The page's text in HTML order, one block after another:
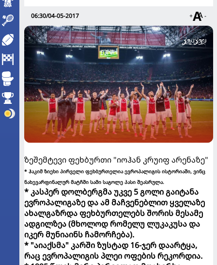
06:30/04-05-2017 + -
ზეშემტევი ფეხბურთი "იოჰან კრუიფ არენაზე"
* ჰაკიმ ზიეხი პირველი ფეხბურთელია ევროპალიგის ისტორიაში, ვინც
ნახევარფინალურ მატჩში სამი საგოლე პასი შეასრულა.
* კასპერ დოლბერგმა უკვე 5 გოლი გაიტანა
ევროპალიგაზე და ამ მაჩვენებლით ყველაზე
ახალგაზრდა ფეხბურთელებს შორის მესამე
ადგილზეა (მხოლოდ რომელუ ლუკაკუსა და
იკერ მუნიაინს ჩამორჩება).
* "აიაქსმა" კარში ზუსტად 16-ჯერ დაარტყა,
რაც ევროპალიგის პლეი ოფების რეკორდია.